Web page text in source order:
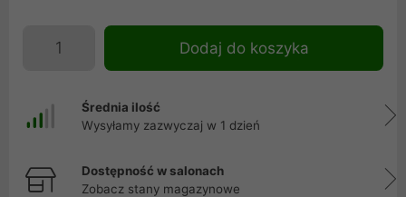
Dodaj do koszyka
Średnia ilość
Wysyłamy zazwyczaj w 1 dzień
Dostępność w salonach
Zobacz stany magazynowe